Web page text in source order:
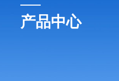
产品中心